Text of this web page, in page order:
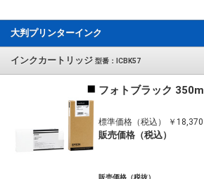
大判プリンターインク
インクカートリッジ 型番：ICBK57
フォトブラック 350ml
標準価格（税込） ￥18,370
販売価格（税込）